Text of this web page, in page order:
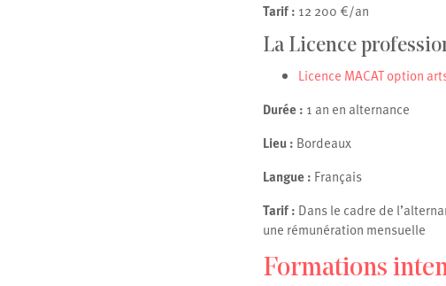
Tarif : 12 200 €/an
La Licence
Licence MACAT option
Durée : 1 an en alternance
Lieu : Bordeaux
Langue : Français
Tarif : Dans le cadre de
une rémunération mensuelle
Formations